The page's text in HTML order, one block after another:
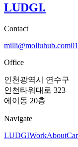
LUDGI.
Contact
milli@molluhub.com
Office
인천광역시 연수구
인천타워대로 323
에이동 20층
Navigate
LUDGIWorkAbout